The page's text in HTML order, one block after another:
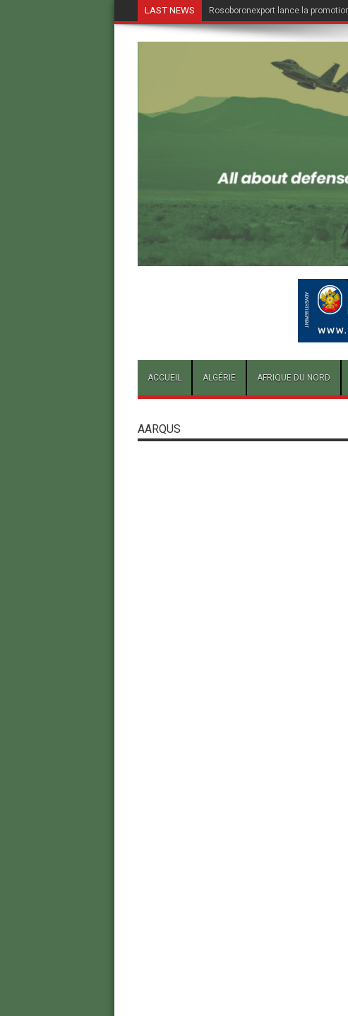
LAST NEWS Rosoboronexport lance la
ACCUEIL ALGÉRIE AFRIQUE DU NORD
AARQUS